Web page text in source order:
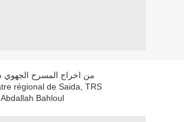
régional de Saida, TRS
Bahloul